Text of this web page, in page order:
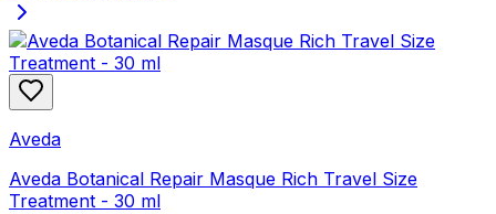
Aveda
Aveda Botanical Repair Masque Rich Travel Size
Treatment - 30 ml